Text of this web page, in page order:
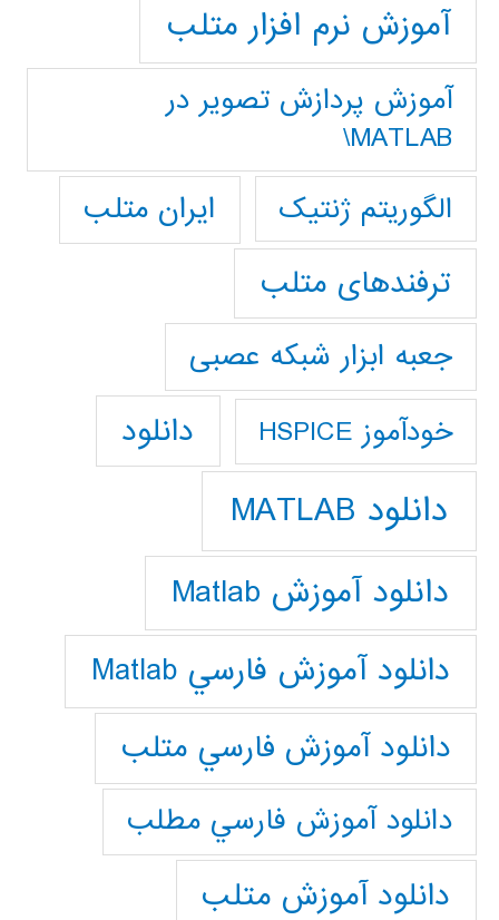
آموزش نرم افزار متلب
آموزش پردازش تصوير در
MATLAB\
الگوریتم ژنتیک
ایران متلب
ترفندهای متلب
جعبه ابزار شبکه عصبی
خودآموز HSPICE دانلود
دانلود MATLAB
دانلود آموزش Matlab
دانلود آموزش فارسي Matlab
دانلود آموزش فارسي متلب
دانلود آموزش فارسي مطلب
دانلود آموزش متلب